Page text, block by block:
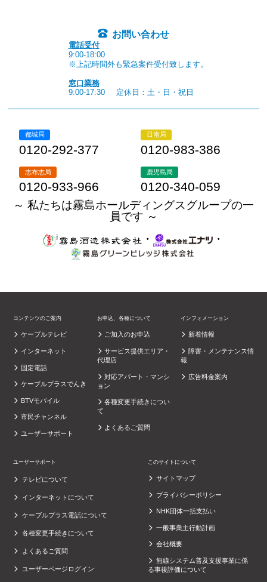
お問い合わせ
電話受付
9:00-18:00
※上記時間外も緊急案件受付致します。
窓口業務
9:00-17:30
定休日：土・日・祝日
都城局
0120-292-377
日南局
0120-983-386
志布志局
0120-933-966
鹿児島局
0120-340-059
～ 私たちは霧島ホールディングスグループの一
員です ～
・
・
コンテンツのご案内
ケーブルテレビ
インターネット
固定電話
ケーブルプラスでんき
BTVモバイル
市民チャンネル
ユーザーサポート
お申込、各種について
ご加入のお申込
サービス提供エリア・
代理店
対応アパート・マンシ
ョン
各種変更手続きについ
て
よくあるご質問
インフォメーション
新着情報
障害・メンテナンス情
報
広告料金案内
ユーザーサポート
テレビについて
インターネットについて
ケーブルプラス電話について
各種変更手続きについて
よくあるご質問
ユーザーページログイン
このサイトについて
サイトマップ
プライバシーポリシー
NHK団体一括支払い
一般事業主行動計画
会社概要
無線システム普及支援事業に係
る事後評価について